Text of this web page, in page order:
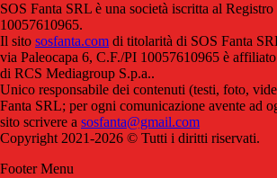
SOS Fanta SRL è una società iscritta al
10057610965.
Il sito sosfanta.com di titolarità di SOS Fanta
via Paleocapa 6, C.F./PI 10057610965 è
di RCS Mediagroup S.p.a..
Unico responsabile dei contenuti (testi, foto,
Fanta SRL; per ogni comunicazione avente ad
sito scrivere a sosfanta@gmail.com
Copyright 2021-2026 © Tutti i diritti riservati.
Footer Menu